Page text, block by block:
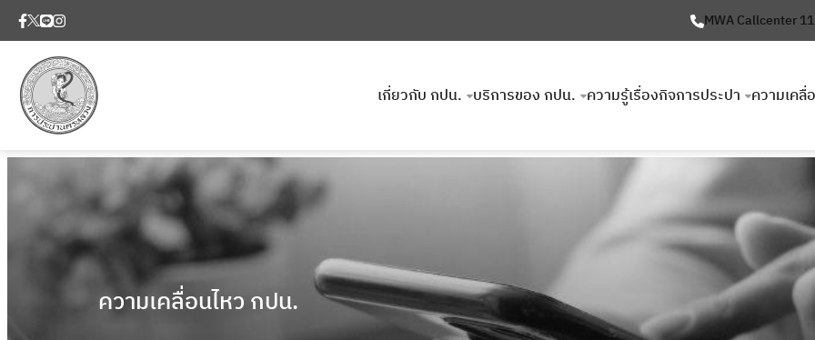
MWA Callcenter
เกี่ยวกับ กปน. บริการของ กปน. ความรู้เรื่องกิจการประปา ความเคลื่
ความเคลื่อนไหว กปน.